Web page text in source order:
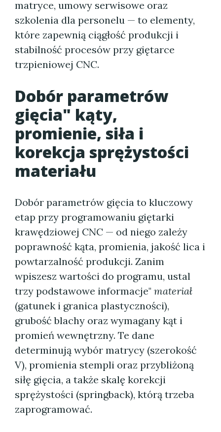
matryce, umowy serwisowe oraz
szkolenia dla personelu — to elementy,
które zapewnią ciągłość produkcji i
stabilność procesów przy giętarce
trzpieniowej CNC.
Dobór parametrów
gięcia" kąty,
promienie, siła i
korekcja sprężystości
materiału
Dobór parametrów gięcia to kluczowy
etap przy programowaniu giętarki
krawędziowej CNC — od niego zależy
poprawność kąta, promienia, jakość lica i
powtarzalność produkcji. Zanim
wpiszesz wartości do programu, ustal
trzy podstawowe informacje" materiał
(gatunek i granica plastyczności),
grubość blachy oraz wymagany kąt i
promień wewnętrzny. Te dane
determinują wybór matrycy (szerokość
V), promienia stempli oraz przybliżoną
siłę gięcia, a także skalę korekcji
sprężystości (springback), którą trzeba
zaprogramować.